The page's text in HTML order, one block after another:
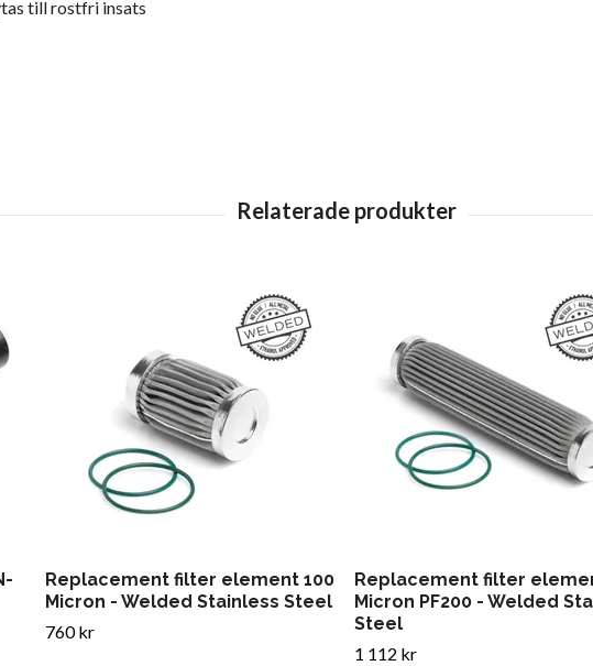
till rostfri insats
Replacement filter element 100
Micron - Welded Stainless Steel
760 kr
Replacement filter
Micron PF200 - Welded
Steel
1 112 kr